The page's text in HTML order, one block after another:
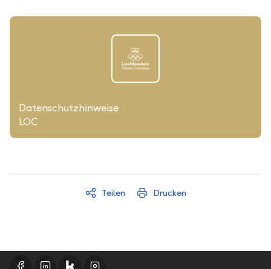
Datenschutzhinweise
LOC
Teilen Drucken